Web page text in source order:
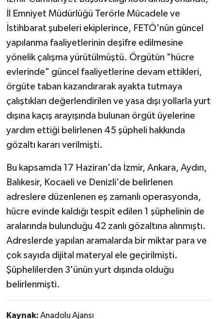
İl Emniyet Müdürlüğü Terörle Mücadele ve
İstihbarat şubeleri ekiplerince, FETÖ'nün güncel
yapılanma faaliyetlerinin deşifre edilmesine
yönelik çalışma yürütülmüştü. Örgütün "hücre
evlerinde" güncel faaliyetlerine devam ettikleri,
örgüte taban kazandırarak ayakta tutmaya
çalıştıkları değerlendirilen ve yasa dışı yollarla yurt
dışına kaçış arayışında bulunan örgüt üyelerine
yardım ettiği belirlenen 45 şüpheli hakkında
gözaltı kararı verilmişti.
Bu kapsamda 17 Haziran'da İzmir, Ankara, Aydın,
Balıkesir, Kocaeli ve Denizli'de belirlenen
adreslere düzenlenen eş zamanlı operasyonda,
hücre evinde kaldığı tespit edilen 1 şüphelinin de
aralarında bulunduğu 42 zanlı gözaltına alınmıştı.
Adreslerde yapılan aramalarda bir miktar para ve
çok sayıda dijital materyal ele geçirilmişti.
Şüphelilerden 3'ünün yurt dışında olduğu
belirlenmişti.
Kaynak: Anadolu Ajansı
Yaşam